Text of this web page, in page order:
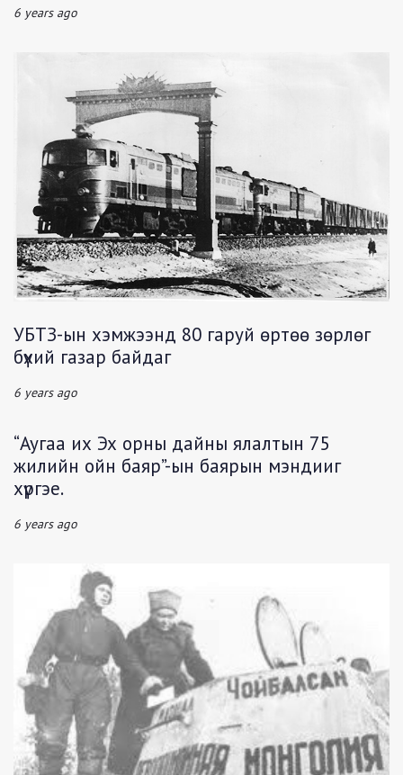
6 years ago
УБТЗ-ын хэмжээнд 80 гаруй өртөө зөрлөг
бүхий газар байдаг
6 years ago
“Аугаа их Эх орны дайны ялалтын 75
жилийн ойн баяр”-ын баярын мэндииг
хүргэе.
6 years ago